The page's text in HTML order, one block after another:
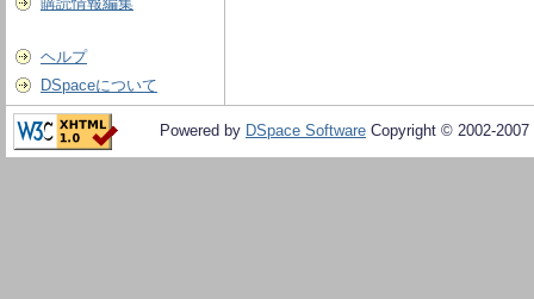
ヘルプ
DSpaceについて
Powered by DSpace Software Copyright © 2002-2007